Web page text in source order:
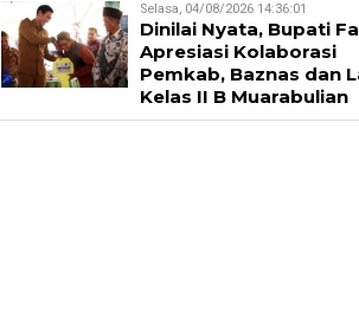
Selasa, 04/08/2026 14:36:01
Dinilai Nyata, Bupati
Apresiasi Kolaborasi
Pemkab, Baznas dan
Kelas II B Muarabulian